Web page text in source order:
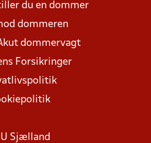
du en dommer
dommeren
dommervagt
Forsikringer
Sjælland